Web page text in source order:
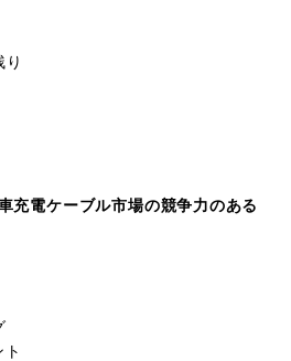
充電ケーブル市場の競争力のある